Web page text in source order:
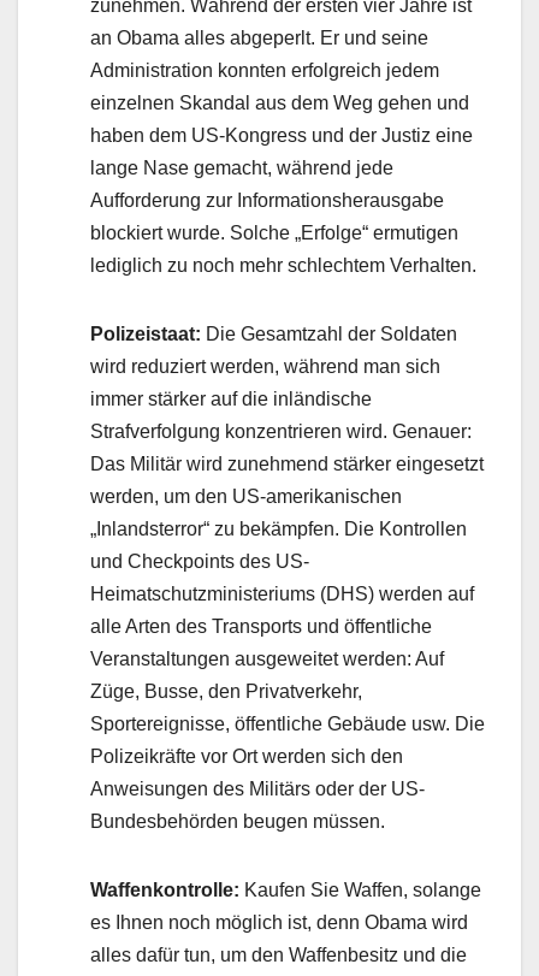
zunehmen. Während der ersten vier Jahre ist
an Obama alles abgeperlt. Er und seine
Administration konnten erfolgreich jedem
einzelnen Skandal aus dem Weg gehen und
haben dem US-Kongress und der Justiz eine
lange Nase gemacht, während jede
Aufforderung zur Informationsherausgabe
blockiert wurde. Solche „Erfolge“ ermutigen
lediglich zu noch mehr schlechtem Verhalten.
Polizeistaat: Die Gesamtzahl der Soldaten
wird reduziert werden, während man sich
immer stärker auf die inländische
Strafverfolgung konzentrieren wird. Genauer:
Das Militär wird zunehmend stärker eingesetzt
werden, um den US-amerikanischen
„Inlandsterror“ zu bekämpfen. Die Kontrollen
und Checkpoints des US-
Heimatschutzministeriums (DHS) werden auf
alle Arten des Transports und öffentliche
Veranstaltungen ausgeweitet werden: Auf
Züge, Busse, den Privatverkehr,
Sportereignisse, öffentliche Gebäude usw. Die
Polizeikräfte vor Ort werden sich den
Anweisungen des Militärs oder der US-
Bundesbehörden beugen müssen.
Waffenkontrolle: Kaufen Sie Waffen, solange
es Ihnen noch möglich ist, denn Obama wird
alles dafür tun, um den Waffenbesitz und die